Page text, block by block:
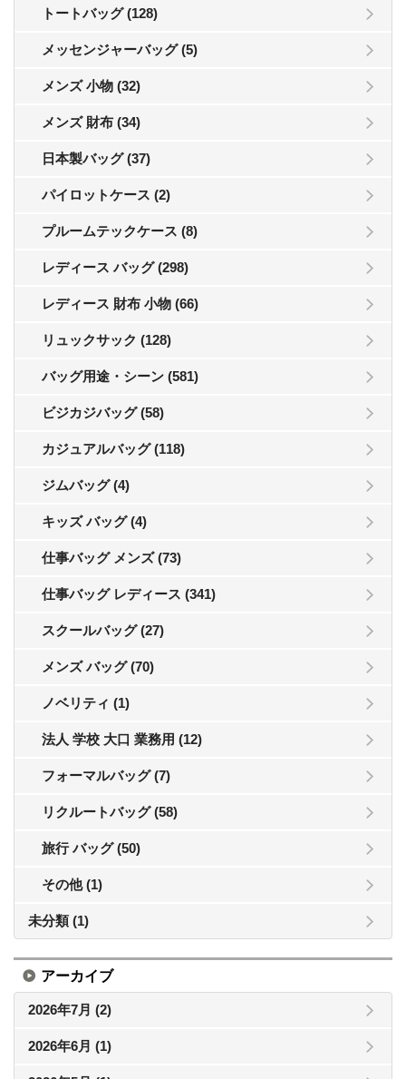
トートバッグ (128)
メッセンジャーバッグ (5)
メンズ 小物 (32)
メンズ 財布 (34)
日本製バッグ (37)
パイロットケース (2)
プルームテックケース (8)
レディース バッグ (298)
レディース 財布 小物 (66)
リュックサック (128)
バッグ用途・シーン (581)
ビジカジバッグ (58)
カジュアルバッグ (118)
ジムバッグ (4)
キッズ バッグ (4)
仕事バッグ メンズ (73)
仕事バッグ レディース (341)
スクールバッグ (27)
メンズ バッグ (70)
ノベリティ (1)
法人 学校 大口 業務用 (12)
フォーマルバッグ (7)
リクルートバッグ (58)
旅行 バッグ (50)
その他 (1)
未分類 (1)
アーカイブ
2026年7月 (2)
2026年6月 (1)